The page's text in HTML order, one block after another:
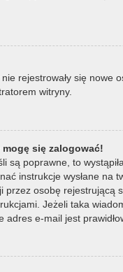
rejestrowały się
witryny.
mogę się zalogować!
są poprawne, to
instrukcje wysłane
osobę rejestrującą
Jeżeli taka
e-mail jest